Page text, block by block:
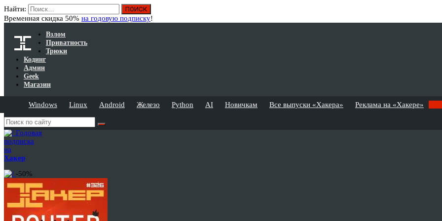
Найти:
Временная скидка 50% на годовую подписку!
Взлом
Приватность
Трюки
Кодинг
Админ
Geek
Магазин
Windows Linux Android Железо Python AI Новичкам Все выпуски «Хакера» Реклама на «Хакере»
Годовая
подписка
на
Хакер
-50%